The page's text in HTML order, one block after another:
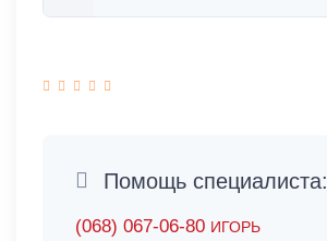
Помощь специалиста:
(068) 067-06-80 ИГОРЬ